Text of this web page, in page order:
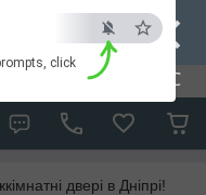
×
ESC
click
дім.
двері в Дніпрі!